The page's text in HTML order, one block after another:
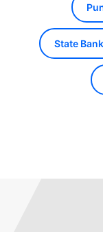
State